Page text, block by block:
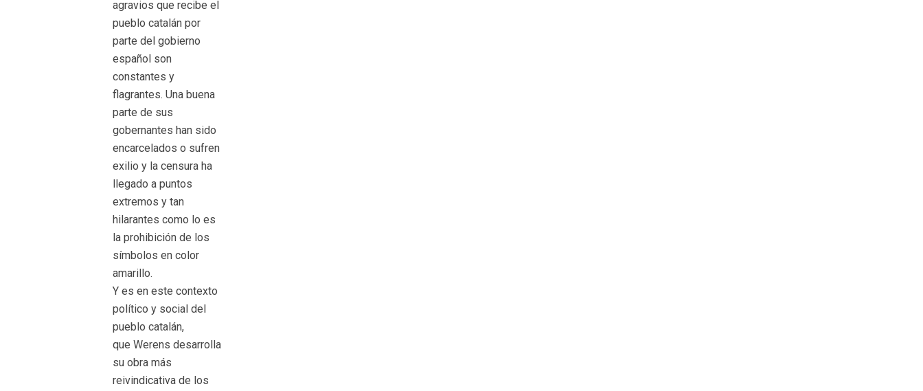
agravios que recibe el
pueblo catalán por
parte del gobierno
español son
constantes y
flagrantes. Una buena
parte de sus
gobernantes han sido
encarcelados o sufren
exilio y la censura ha
llegado a puntos
extremos y tan
hilarantes como lo es
la prohibición de los
símbolos en color
amarillo.
Y es en este contexto
político y social del
pueblo catalán,
que Werens desarrolla
su obra más
reivindicativa de los